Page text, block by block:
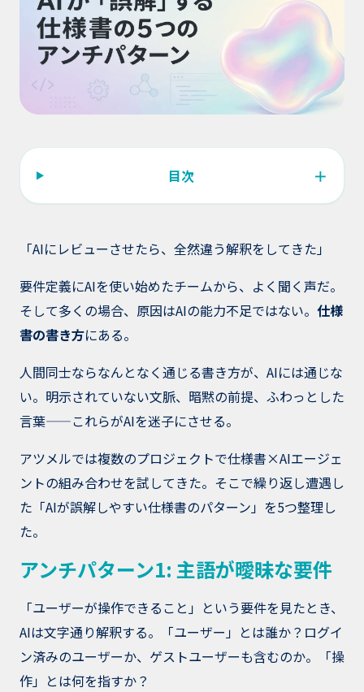
目次 ＋
「AIにレビューさせたら、全然違う解釈をしてきた」
要件定義にAIを使い始めたチームから、よく聞く声だ。
そして多くの場合、原因はAIの能力不足ではない。 仕様
書の書き方にある。
人間同士ならなんとなく通じる書き方が、AIには通じな
い。明示されていない文脈、暗黙の前提、ふわっとした
言葉——これらがAIを迷子にさせる。
アツメルでは複数のプロジェクトで仕様書×AIエージェ
ントの組み合わせを試してきた。そこで繰り返し遭遇し
た「AIが誤解しやすい仕様書のパターン」を5つ整理し
た。
アンチパターン1: 主語が曖昧な要件
「ユーザーが操作できること」という要件を見たとき、
AIは文字通り解釈する。「ユーザー」とは誰か？ログイ
ン済みのユーザーか、ゲストユーザーも含むのか。「操
作」とは何を指すか？